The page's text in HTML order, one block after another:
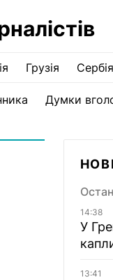
Грузія Сербія
Думки
14:38
У
13:41